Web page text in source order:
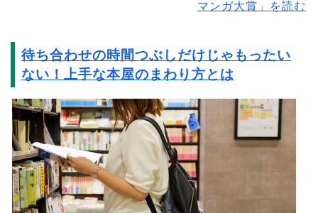
マンガ大賞」を読む
待ち合わせの時間つぶしだけじゃもったい
ない！上手な本屋のまわり方とは